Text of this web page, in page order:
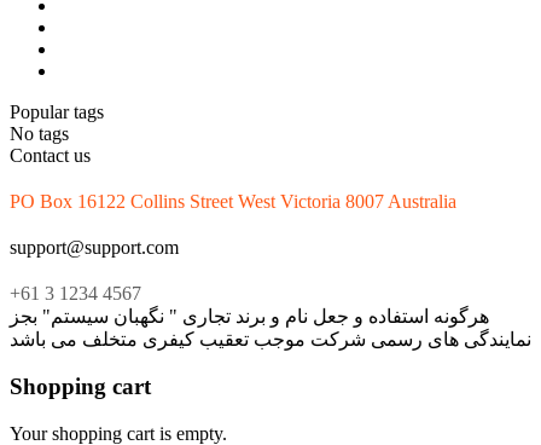
Popular tags
No tags
Contact us
PO Box 16122 Collins Street West Victoria 8007 Australia
support@support.com
+61 3 1234 4567
هرگونه استفاده و جعل نام و برند تجاری " نگهبان سیستم" بجز
نمایندگی های رسمی شرکت موجب تعقیب کیفری متخلف می باشد
Shopping cart
Your shopping cart is empty.